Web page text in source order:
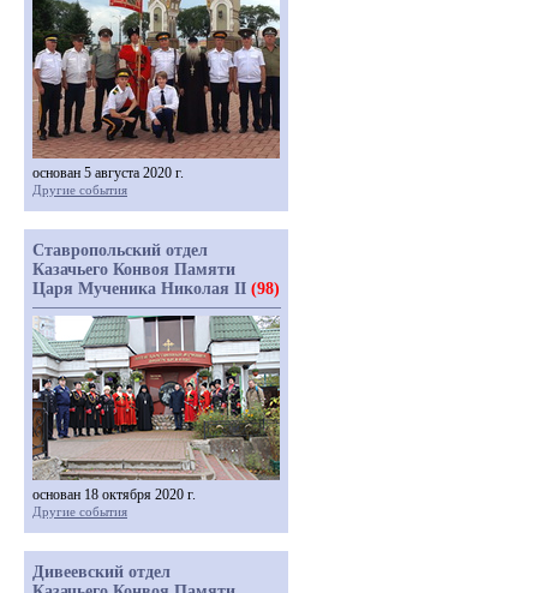
основан 5 августа 2020 г.
Другие события
Ставропольский отдел
Казачьего Конвоя Памяти
Царя Мученика Николая II (98)
основан 18 октября 2020 г.
Другие события
Дивеевский отдел